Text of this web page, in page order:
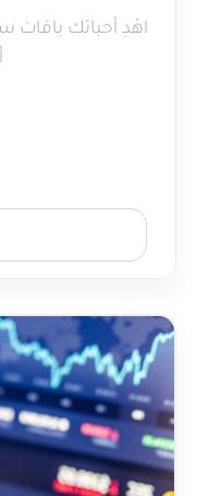
اهْدِ أحبائك باقات